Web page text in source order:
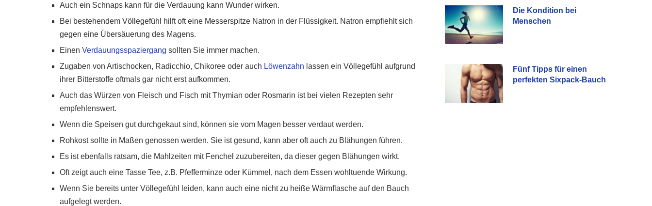
Auch ein Schnaps kann für die Verdauung kann Wunder wirken.
Bei bestehendem Völlegefühl hilft oft eine Messerspitze Natron in der Flüssigkeit. Natron empfiehlt sich
gegen eine Übersäuerung des Magens.
Einen Verdauungsspaziergang sollten Sie immer machen.
Zugaben von Artischocken, Radicchio, Chikoree oder auch Löwenzahn lassen ein Völlegefühl aufgrund
ihrer Bitterstoffe oftmals gar nicht erst aufkommen.
Auch das Würzen von Fleisch und Fisch mit Thymian oder Rosmarin ist bei vielen Rezepten sehr
empfehlenswert.
Wenn die Speisen gut durchgekaut sind, können sie vom Magen besser verdaut werden.
Rohkost sollte in Maßen genossen werden. Sie ist gesund, kann aber oft auch zu Blähungen führen.
Es ist ebenfalls ratsam, die Mahlzeiten mit Fenchel zuzubereiten, da dieser gegen Blähungen wirkt.
Oft zeigt auch eine Tasse Tee, z.B. Pfefferminze oder Kümmel, nach dem Essen wohltuende Wirkung.
Wenn Sie bereits unter Völlegefühl leiden, kann auch eine nicht zu heiße Wärmflasche auf den Bauch
aufgelegt werden.
Die Kondition bei
Menschen
Fünf Tipps für einen
perfekten Sixpack-Bauch